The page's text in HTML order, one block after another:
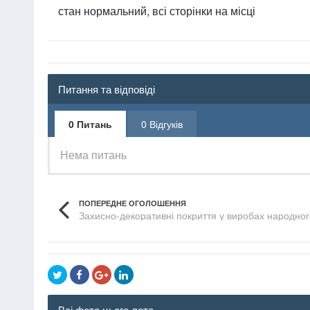
стан нормальний, всі сторінки на місці
Питання та відповіді
0 Питань 0 Відгуків
Нема питань
ПОПЕРЕДНЕ ОГОЛОШЕННЯ
Захисно-декоративні покриття у виробах